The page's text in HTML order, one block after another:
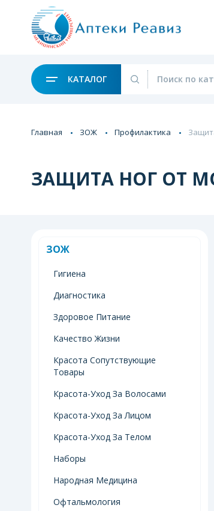
КАТАЛОГ
Главная ЗОЖ Профилактика
ЗАЩИТА НОГ ОТ
ЗОЖ
Гигиена
Диагностика
Здоровое Питание
Качество Жизни
Красота Сопутствующие
Товары
Красота-Уход За Волосами
Красота-Уход За Лицом
Красота-Уход За Телом
Наборы
Народная Медицина
Офтальмология